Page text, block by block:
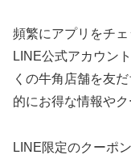
頻繁にアプリをチェ
LINE公式アカウン
くの牛角店舗を友
的にお得な情報やク
LINE限定のクーポ